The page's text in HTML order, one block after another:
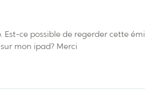
ce possible de regerder cette
mon ipad? Merci